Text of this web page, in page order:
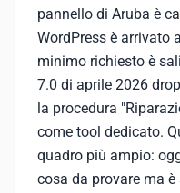
pannello di Aruba è
WordPress è arrivato
minimo richiesto è
7.0 di aprile 2026
la procedura
come tool dedicato.
quadro più ampio:
cosa da provare ma